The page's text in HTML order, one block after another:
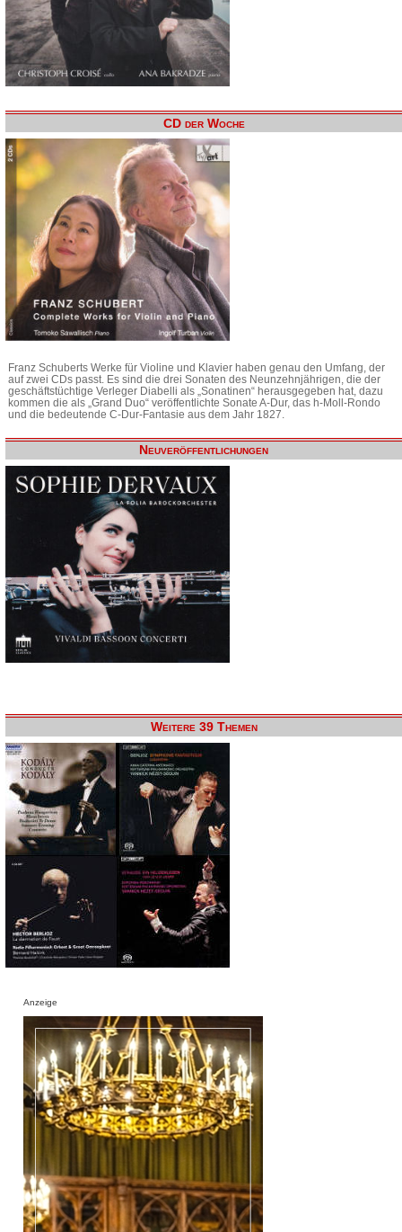
CD der Woche
Franz Schuberts Werke für Violine und Klavier haben genau den Umfang, der
auf zwei CDs passt. Es sind die drei Sonaten des Neunzehnjährigen, die der
geschäftstüchtige Verleger Diabelli als „Sonatinen“ herausgegeben hat, dazu
kommen die als „Grand Duo“ veröffentlichte Sonate A-Dur, das h-Moll-Rondo
und die bedeutende C-Dur-Fantasie aus dem Jahr 1827.
Neuveröffentlichungen
Weitere 39 Themen
Anzeige